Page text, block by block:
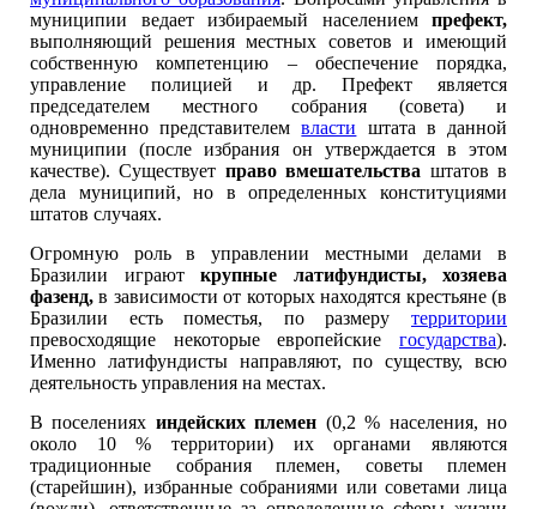
муниципии ведает избираемый населением префект,
выполняющий решения местных советов и имеющий
собственную компетенцию – обеспечение порядка,
управление полицией и др. Префект является
председателем местного собрания (совета) и
одновременно представителемвласти штата в данной
муниципии (после избрания он утверждается в этом
качестве). Существует право вмешательства штатов в
дела муниципий, но в определенных конституциями
штатов случаях.
Огромную роль в управлении местными делами в
Бразилии играют крупные латифундисты, хозяева
фазенд, в зависимости от которых находятся крестьяне (в
Бразилии есть поместья, по размеру территории
превосходящие некоторые европейские государства).
Именно латифундисты направляют, по существу, всю
деятельность управления на местах.
В поселениях индейских племен (0,2 % населения, но
около 10 % территории) их органами являются
традиционные собрания племен, советы племен
(старейшин), избранные собраниями или советами лица